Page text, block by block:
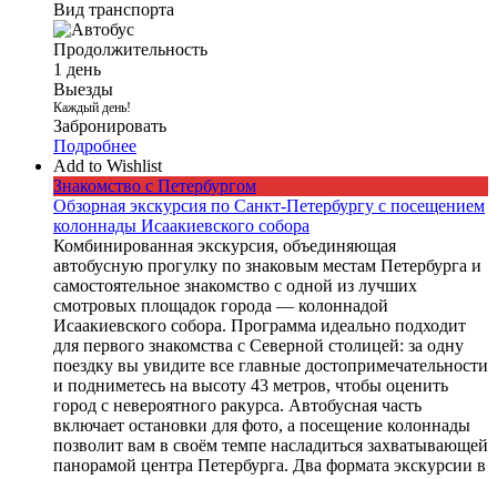
Вид транспорта
Продолжительность
1 день
Выезды
Каждый день!
Забронировать
Подробнее
Add to Wishlist
Знакомство с Петербургом
Обзорная экскурсия по Санкт-Петербургу с посещением
колоннады Исаакиевского собора
Комбинированная экскурсия, объединяющая
автобусную прогулку по знаковым местам Петербурга и
самостоятельное знакомство с одной из лучших
смотровых площадок города — колоннадой
Исаакиевского собора. Программа идеально подходит
для первого знакомства с Северной столицей: за одну
поездку вы увидите все главные достопримечательности
и подниметесь на высоту 43 метров, чтобы оценить
город с невероятного ракурса. Автобусная часть
включает остановки для фото, а посещение колоннады
позволит вам в своём темпе насладиться захватывающей
панорамой центра Петербурга. Два формата экскурсии в